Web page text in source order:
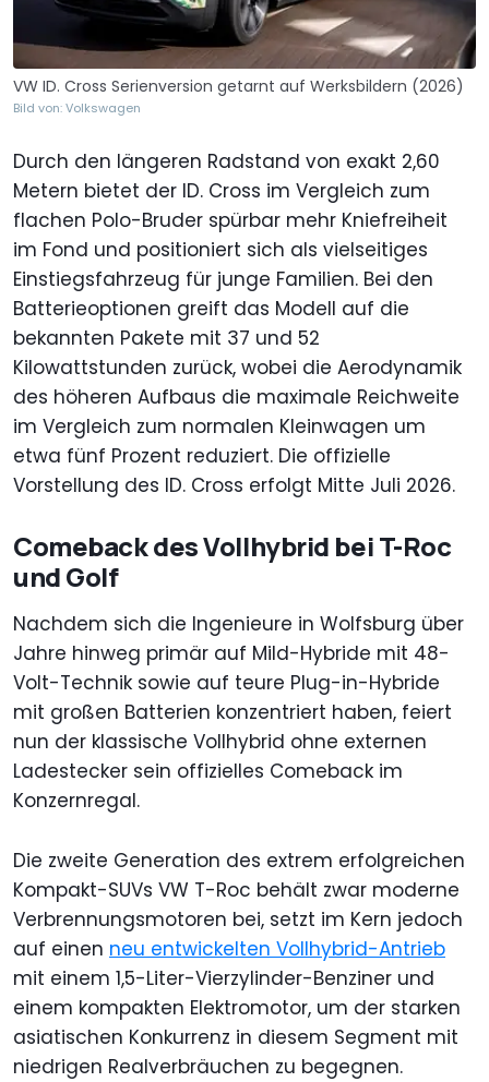
VW ID. Cross Serienversion getarnt auf Werksbildern (2026)
Bild von: Volkswagen
Durch den längeren Radstand von exakt 2,60
Metern bietet der ID. Cross im Vergleich zum
flachen Polo-Bruder spürbar mehr Kniefreiheit
im Fond und positioniert sich als vielseitiges
Einstiegsfahrzeug für junge Familien. Bei den
Batterieoptionen greift das Modell auf die
bekannten Pakete mit 37 und 52
Kilowattstunden zurück, wobei die Aerodynamik
des höheren Aufbaus die maximale Reichweite
im Vergleich zum normalen Kleinwagen um
etwa fünf Prozent reduziert. Die offizielle
Vorstellung des ID. Cross erfolgt Mitte Juli 2026.
Comeback des Vollhybrid bei T-Roc
und Golf
Nachdem sich die Ingenieure in Wolfsburg über
Jahre hinweg primär auf Mild-Hybride mit 48-
Volt-Technik sowie auf teure Plug-in-Hybride
mit großen Batterien konzentriert haben, feiert
nun der klassische Vollhybrid ohne externen
Ladestecker sein offizielles Comeback im
Konzernregal.
Die zweite Generation des extrem erfolgreichen
Kompakt-SUVs VW T-Roc behält zwar moderne
Verbrennungsmotoren bei, setzt im Kern jedoch
auf einen neu entwickelten Vollhybrid-Antrieb
mit einem 1,5-Liter-Vierzylinder-Benziner und
einem kompakten Elektromotor, um der starken
asiatischen Konkurrenz in diesem Segment mit
niedrigen Realverbräuchen zu begegnen.